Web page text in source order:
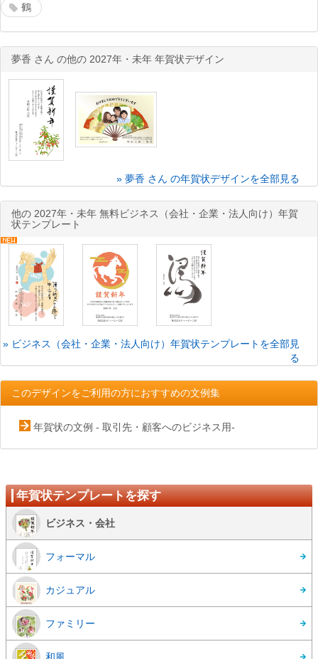
鶴
夢香 さん の他の 2027年・未年 年賀状デザイン
» 夢香 さん の年賀状デザインを全部見る
他の 2027年・未年 無料ビジネス（会社・企業・法人向け）年賀
状テンプレート
» ビジネス（会社・企業・法人向け）年賀状テンプレートを全部見
る
このデザインをご利用の方におすすめの文例集
年賀状の文例 - 取引先・顧客へのビジネス用-
年賀状テンプレートを探す
ビジネス・会社
フォーマル
カジュアル
ファミリー